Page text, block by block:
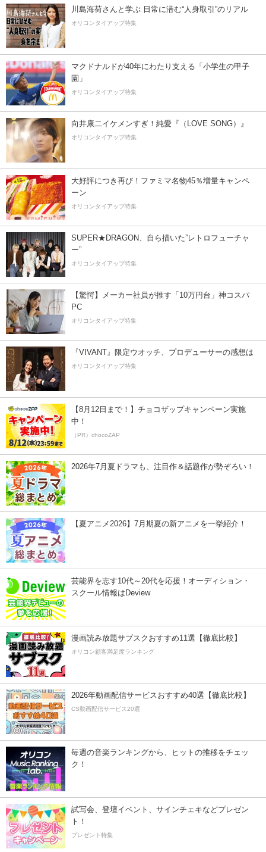
川島海荷さんと学ぶ 日常に潜む“人身取引”のリアル
オリコンタイアップ特集
マクドナルドが40年にわたり支える「小学生の甲子
園」
オリコンタイアップ特集
向井康二イケメンすぎ！純愛『（LOVE SONG）』
オリコンタイアップ特集
大好評につき再び！ファミマ名物45％増量キャンペ
ーン
オリコンタイアップ特集
SUPER★DRAGON、自ら描いた”レトロフューチャ
ー”
オリコンタイアップ特集
【驚愕】メーカー社員が推す「10万円台」神コスパ
PC
オリコンタイアップ特集
『VIVANT』限定ウオッチ、プロデューサーの感想は
オリコンタイアップ特集
【8月12日まで！】チョコザップキャンペーン実施
中！
（PR）chocoZAP
2026年7月夏ドラマも、注目作＆話題作が勢ぞろい！
【夏アニメ2026】7月期夏の新アニメを一挙紹介！
芸能界を志す10代～20代を応援！オーディション・
スクール情報はDeview
漫画読み放題サブスクおすすめ11選【徹底比較】
オリコン顧客満足度ランキング
2026年動画配信サービスおすすめ40選【徹底比較】
CS動画配信サービス20選
毎週の音楽ランキングから、ヒットの推移をチェッ
ク！
試写会、登壇イベント、サインチェキなどプレゼン
ト！
プレゼント特集